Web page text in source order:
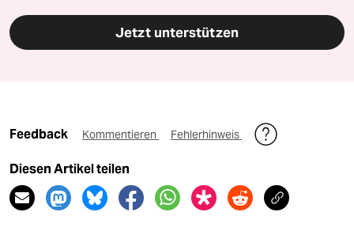
Jetzt unterstützen
Feedback Kommentieren Fehlerhinweis
Diesen Artikel teilen